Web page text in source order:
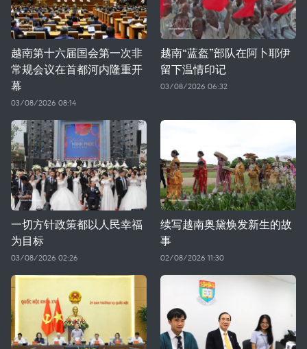
越南第十六届国会第一次非
常规会议在首都河内隆重开
幕
03/08/2026 08:14
越南“蓝盔”部队在阿卜耶伊
留下温情印记
03/08/2026 06:32
一切方针政策都以人民幸福
为目标
03/08/2026 02:26
续写越南奥黛焕发新生的故
事
02/08/2026 11:30